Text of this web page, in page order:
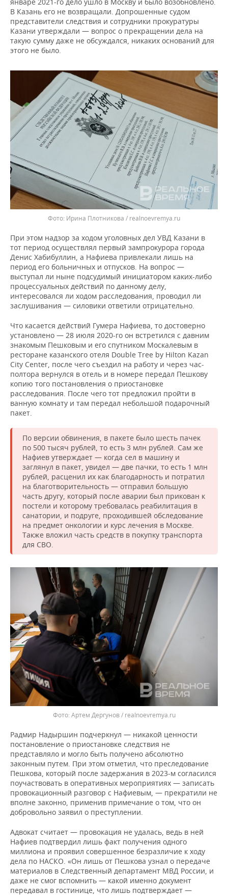
В Казань его не возвращали. Допрошенные судом
представители следствия и сотрудники прокуратуры
Казани утверждали — вопрос о прекращении дела на
такую сумму даже не обсуждался, никаких оснований для
этого не было.
Ирина Плотникова / realnoevremya.ru
При этом надзор за ходом уголовных дел УВД Казани в
тот период осуществлял первый зампрокурора города
Денис Хабибуллин, а Нафиева привлекали лишь на
период его больничных и отпусков. На вопрос —
выступал ли ныне подсудимый инициатором каких-либо
процессуальных действий по данному делу,
интересовался ли ходом расследования, проводил ли
заслушивания — силовики ответили отрицательно.
Что касается действий Гумера Нафиева, то достоверно
установлено — 28 июля 2020-го он встретился с давним
знакомым Пешковым и его спутником Москалевым в
ресторане казанского отеля Double Tree by Hilton Kazan
City Center, после чего съездил на работу и через час-
полтора вернулся в отель и в номере передал Пешкову
копию того постановления о приостановке
расследования. После чего тот предложил пройти в
ванную комнату и там передал небольшой подарочный
пакет.
По версии обвинения, в пакете было шесть пачек
по 500 тысяч рублей, то есть 3 млн рублей. Сам же
Нафиев утверждает — когда сел в машину и
заглянул в пакет, увидел — две пачки, то есть 1 млн
рублей, расценил их как благодарность и потратил
на благотворительность — отправил большую
часть другу, который после аварии был прикован к
постели и которому требовалась реабилитация в
санатории, и подруге, проходившей обследование
на предмет онкологии и курс лечения в Москве.
Также вложил часть средств в покупку транспорта
для СВО.
Артем Дергунов / realnoevremya.ru
Радмир Надыршин подчеркнул — никакой ценности
постановление о приостановке следствия не
представляло и могло быть получено абсолютно
законным путем. При этом отметил, что преследование
Пешкова, который после задержания в 2023-м согласился
поучаствовать в оперативных мероприятиях — записать
провокационный разговор с Нафиевым, — прекратили не
вполне законно, применив примечание о том, что он
добровольно заявил о преступлении.
Адвокат считает — провокация не удалась, ведь в ней
Нафиев подтвердил лишь факт получения одного
миллиона и проявил совершенное безразличие к ходу
дела по НАСКО. «Он лишь от Пешкова узнал о передаче
материалов в Следственный департамент МВД России, и
даже не смог вспомнить — какой именно документ
передавал в гостинице, что лишь подтверждает —